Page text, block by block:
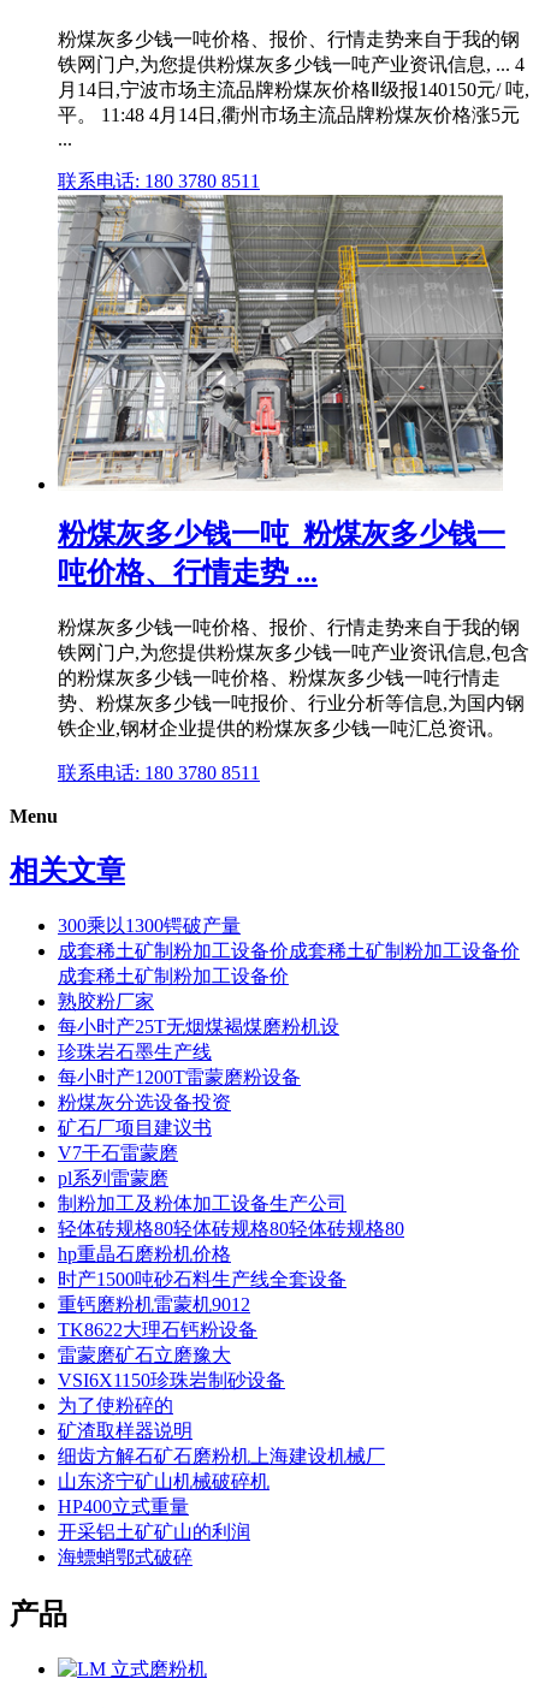
粉煤灰多少钱一吨价格、报价、行情走势来自于我的钢
铁网门户,为您提供粉煤灰多少钱一吨产业资讯信息, ... 4
月14日,宁波市场主流品牌粉煤灰价格Ⅱ级报140150元/ 吨,
平。 11:48 4月14日,衢州市场主流品牌粉煤灰价格涨5元
...
联系电话: 180 3780 8511
粉煤灰多少钱一吨_粉煤灰多少钱一
吨价格、行情走势 ...
粉煤灰多少钱一吨价格、报价、行情走势来自于我的钢
铁网门户,为您提供粉煤灰多少钱一吨产业资讯信息,包含
的粉煤灰多少钱一吨价格、粉煤灰多少钱一吨行情走
势、粉煤灰多少钱一吨报价、行业分析等信息,为国内钢
铁企业,钢材企业提供的粉煤灰多少钱一吨汇总资讯。
联系电话: 180 3780 8511
Menu
相关文章
300乘以1300锷破产量
成套稀土矿制粉加工设备价成套稀土矿制粉加工设备价
成套稀土矿制粉加工设备价
熟胶粉厂家
每小时产25T无烟煤褐煤磨粉机设
珍珠岩石墨生产线
每小时产1200T雷蒙磨粉设备
粉煤灰分选设备投资
矿石厂项目建议书
V7干石雷蒙磨
pl系列雷蒙磨
制粉加工及粉体加工设备生产公司
轻体砖规格80轻体砖规格80轻体砖规格80
hp重晶石磨粉机价格
时产1500吨砂石料生产线全套设备
重钙磨粉机雷蒙机9012
TK8622大理石钙粉设备
雷蒙磨矿石立磨豫大
VSI6X1150珍珠岩制砂设备
为了使粉碎的
矿渣取样器说明
细齿方解石矿石磨粉机上海建设机械厂
山东济宁矿山机械破碎机
HP400立式重量
开采铝土矿矿山的利润
海螵蛸鄂式破碎
产品